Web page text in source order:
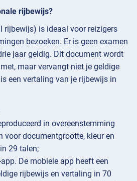
rijbewijs?
rijbewijs) is ideaal voor reizigers
bezoeken. Er is geen examen
jaar geldig. Dit document wordt
maar vervangt niet je geldige
een vertaling van je rijbewijs in
in overeenstemming
voor documentgrootte, kleur en
29 talen;
De mobiele app heeft een
rijbewijs en vertaling in 70